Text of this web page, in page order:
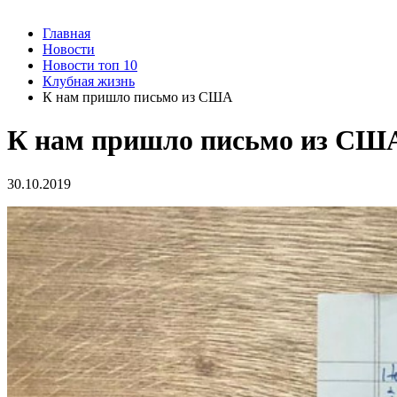
Главная
Новости
Новости топ 10
Клубная жизнь
К нам пришло письмо из США
К нам пришло письмо из
30.10.2019